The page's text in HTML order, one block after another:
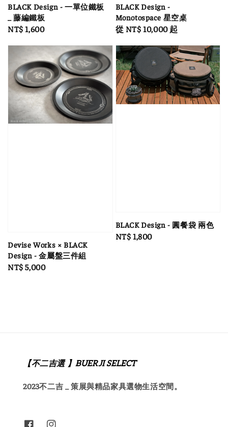
BLACK Design - 一單位鐵板
_ 藤編鐵板
Regular
NT$ 1,600
BLACK Design -
Monotospace 星空桌
Regular
從 NT$ 10,000起
Devise Works × BLACK
Design - 金屬盤三件組
Regular
NT$ 5,000
BLACK Design - 圓餐袋 兩色
Regular
NT$ 1,800
【不二吉選 】BUERJI SELECT
2023不二吉 _ 策展與精品家具選物生活空間。